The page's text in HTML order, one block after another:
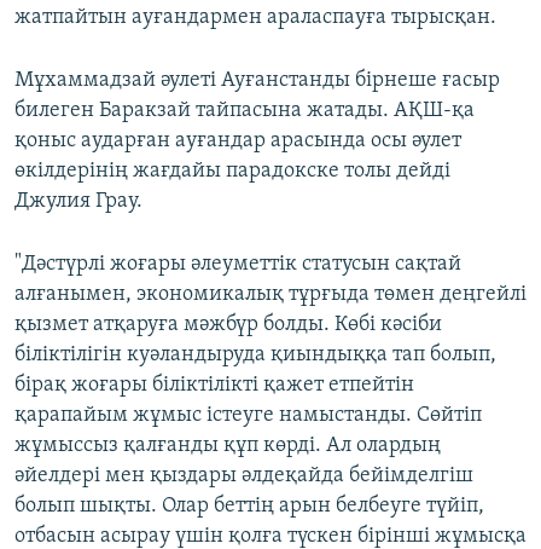
жатпайтын ауғандармен араласпауға тырысқан.
Мұхаммадзай әулеті Ауғанстанды бірнеше ғасыр
билеген Баракзай тайпасына жатады. АҚШ-қа
қоныс аударған ауғандар арасында осы әулет
өкілдерінің жағдайы парадокске толы дейді
Джулия Грау.
"Дәстүрлі жоғары әлеуметтік статусын сақтай
алғанымен, экономикалық тұрғыда төмен деңгейлі
қызмет атқаруға мәжбүр болды. Көбі кәсіби
біліктілігін куәландыруда қиындыққа тап болып,
бірақ жоғары біліктілікті қажет етпейтін
қарапайым жұмыс істеуге намыстанды. Сөйтіп
жұмыссыз қалғанды құп көрді. Ал олардың
әйелдері мен қыздары әлдеқайда бейімделгіш
болып шықты. Олар беттің арын белбеуге түйіп,
отбасын асырау үшін қолға түскен бірінші жұмысқа